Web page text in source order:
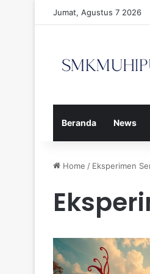
Jumat, Agustus 7 2026
Beranda News
Home / Eksperimen